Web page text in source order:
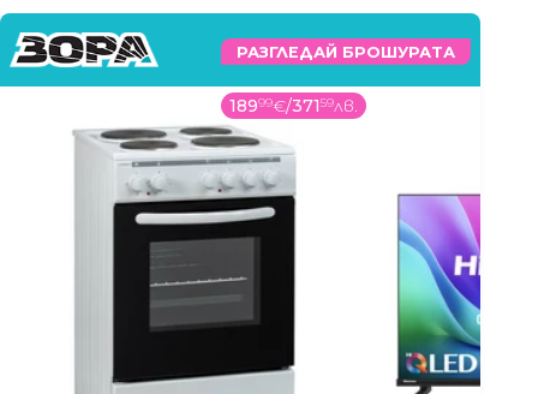
РАЗГЛЕДАЙ БРОШУРАТА
18999€/37159лв.